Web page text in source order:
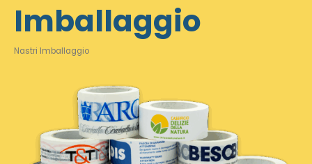
Imballaggio
Nastri Imballaggio